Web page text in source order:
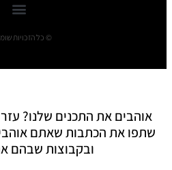
© כל הזכויות
אוהבים את התכנים שלנו? עזרו
שתפו את הכתבות שאתם
ובקבוצות שבהם